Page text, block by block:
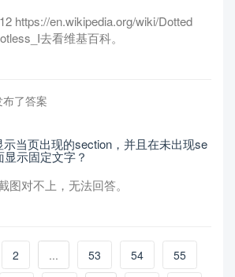
https://en.wikipedia.org/wiki/Dotted
去看维基百科。
了答案
当页出现的section，并且在未出现se
示固定文字？
图对不上，无法回答。
2 ... 53 54
55